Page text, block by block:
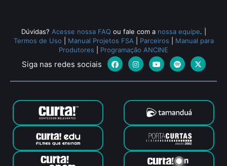
Dúvidas? Acesse nossa FAQ ou fale com a nossa equipe.
Termos de Uso
Manual Projetos FSA Parceiros
Manual para
Produtores
Programação ANCINE
Siga nas redes sociais